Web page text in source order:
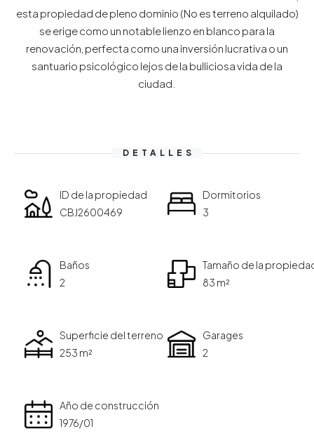
esta propiedad de pleno dominio (No es terreno alquilado)
se erige como un notable lienzo en blanco para la
renovación, perfecta como una inversión lucrativa o un
santuario psicológico lejos de la bulliciosa vida de la
ciudad.
DETALLES
ID de la propiedad
CBJ2600469
Dormitorios
3
Baños
2
Tamaño de la
83 m²
Superficie del terreno
253 m²
Garages
2
Año de construcción
1976/01